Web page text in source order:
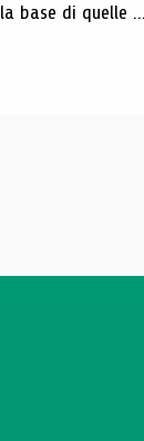
base di quelle